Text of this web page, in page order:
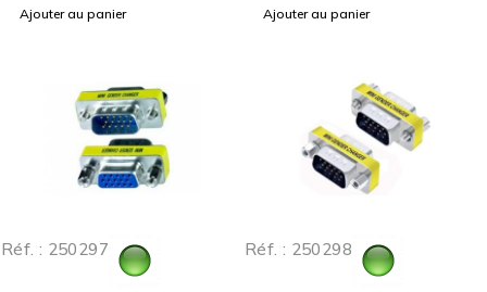
Ajouter au panier Ajouter au panier
Réf. : 250297 Réf. : 250298